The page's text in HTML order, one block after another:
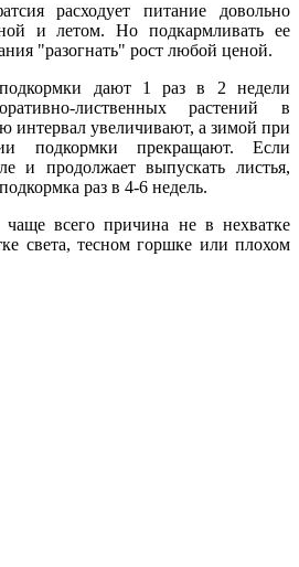
расходует питание довольно
и летом. Но подкармливать ее
"разогнать" рост любой ценой.
дают 1 раз в 2 недели
лиственных растений в
интервал увеличивают, а зимой при
подкормки прекращают. Если
и продолжает выпускать листья,
раз в 4-6 недель.
чаще всего причина не в нехватке
света, тесном горшке или плохом